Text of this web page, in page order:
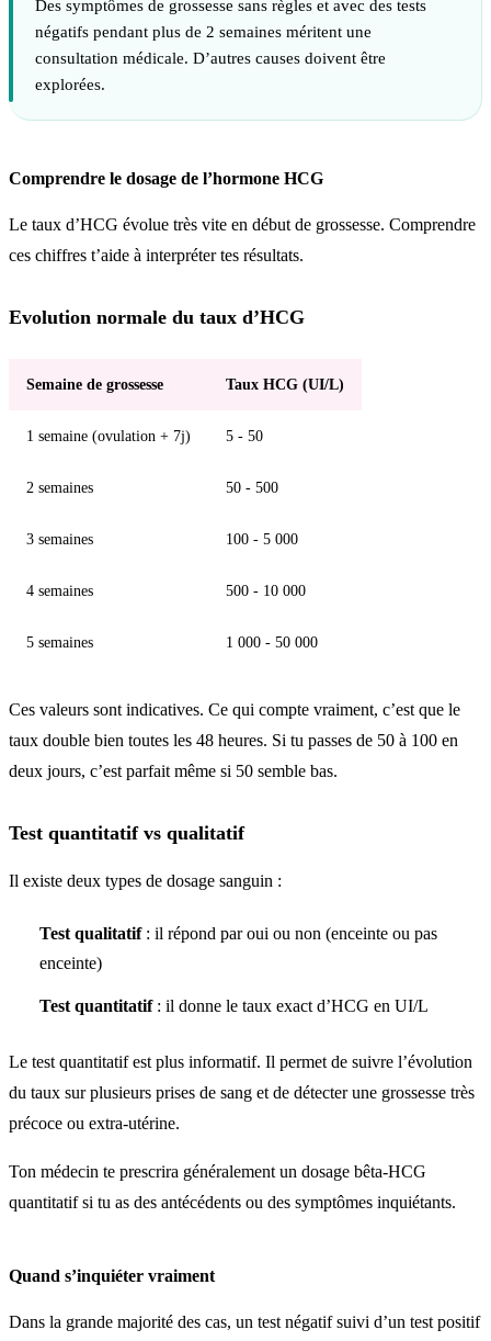
Des symptômes de grossesse sans règles et avec des tests
négatifs pendant plus de 2 semaines méritent une
consultation médicale. D’autres causes doivent être
explorées.
Comprendre le dosage de l’hormone HCG
Le taux d’HCG évolue très vite en début de grossesse. Comprendre
ces chiffres t’aide à interpréter tes résultats.
Evolution normale du taux d’HCG
Semaine de grossesse Taux HCG (UI/L)
1 semaine (ovulation + 7j) 5 - 50
2 semaines 50 - 500
3 semaines 100 - 5 000
4 semaines 500 - 10 000
5 semaines 1 000 - 50 000
Ces valeurs sont indicatives. Ce qui compte vraiment, c’est que le
taux double bien toutes les 48 heures. Si tu passes de 50 à 100 en
deux jours, c’est parfait même si 50 semble bas.
Test quantitatif vs qualitatif
Il existe deux types de dosage sanguin :
Test qualitatif: il répond par oui ou non (enceinte ou pas
enceinte)
Test quantitatif: il donne le taux exact d’HCG en UI/L
Le test quantitatif est plus informatif. Il permet de suivre l’évolution
du taux sur plusieurs prises de sang et de détecter une grossesse très
précoce ou extra-utérine.
Ton médecin te prescrira généralement un dosage bêta-HCG
quantitatif si tu as des antécédents ou des symptômes inquiétants.
Quand s’inquiéter vraiment
Dans la grande majorité des cas, un test négatif suivi d’un test positif